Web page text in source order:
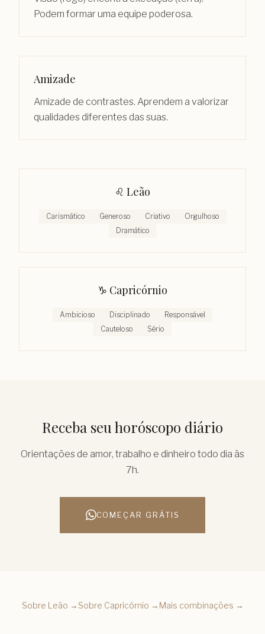
Podem formar uma equipe poderosa.
Amizade
Amizade de contrastes. Aprendem a valorizar
qualidades diferentes das suas.
♌︎ Leão
Carismático Generoso Criativo
Orgulhoso
Dramático
♑︎ Capricórnio
Ambicioso Disciplinado
Responsável
Cauteloso
Sério
Receba seu horóscopo diário
Orientações de amor, trabalho e dinheiro todo dia às
7h.
COMEÇAR GRÁTIS
Sobre Leão → Sobre Capricórnio → Mais combinações →